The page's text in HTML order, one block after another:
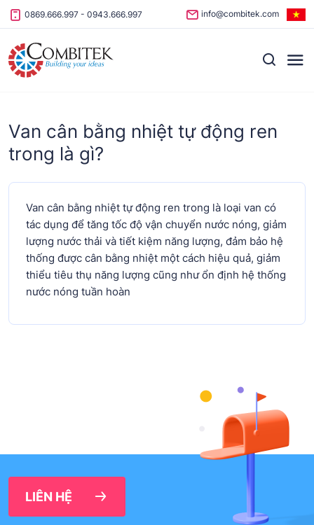
Skip to content
0869.666.997 - 0943.666.997 info@combitek.com
Van cân bằng nhiệt tự động ren
trong là gì?
Van cân bằng nhiệt tự động ren trong là loại van có
tác dụng để tăng tốc độ vận chuyển nước nóng, giảm
lượng nước thải và tiết kiệm năng lượng, đảm bảo hệ
thống được cân bằng nhiệt một cách hiệu quả, giảm
thiểu tiêu thụ năng lượng cũng như ổn định hệ thống
nước nóng tuần hoàn
LIÊN HỆ